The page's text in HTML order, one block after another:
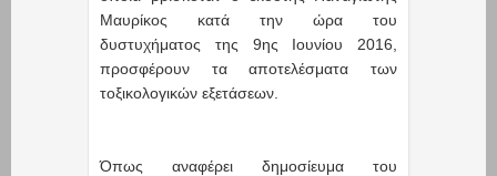
Μαυρίκος κατά την ώρα του
δυστυχήματος της 9ης Ιουνίου 2016,
προσφέρουν τα αποτελέσματα των
τοξικολογικών εξετάσεων.
Όπως αναφέρει δημοσίευμα του